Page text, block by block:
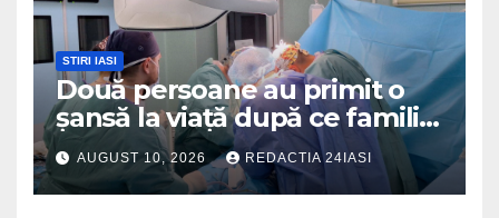
STIRI IASI
Două persoane au primit o
șansă la viață după ce familia
unui bărbat aflat în moarte
cerebrală a acceptat să îi
doneze organele
AUGUST 10, 2026 REDACTIA 24IASI